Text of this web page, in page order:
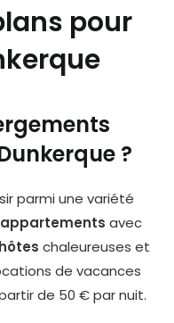
pour
?
parmi une variété
appartements avec
chaleureuses et
de vacances
de 50 € par nuit.